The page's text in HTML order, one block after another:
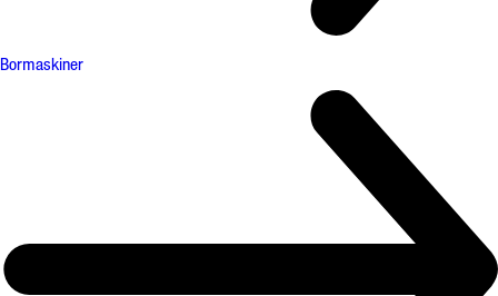
Bormaskiner